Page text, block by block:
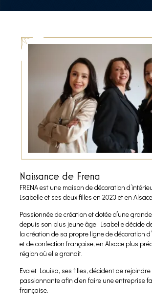
Naissance de Frena
FRENA est une maison de décoration
Isabelle et ses deux filles en 2023 et en
Passionnée de création et dotée d’une
depuis son plus jeune âge, Isabelle décide
la création de sa propre ligne de décoration
et de confection française, en Alsace plus
région où elle grandit.
Eva et Louisa, ses filles, décident de
passionnante afin d’en faire une entreprise
française.